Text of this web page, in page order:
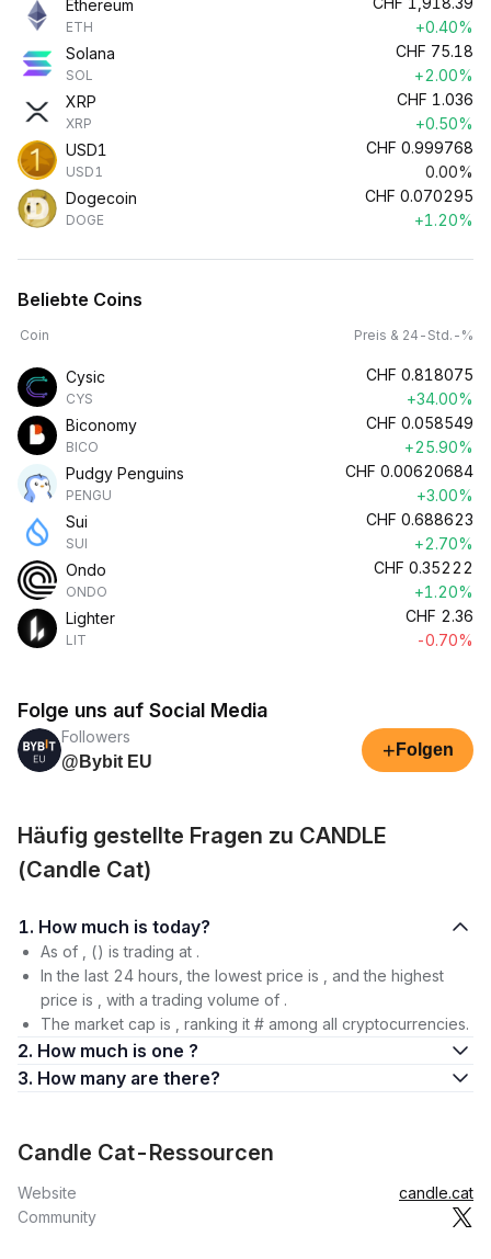
Ethereum
ETH
+0.40%
Solana
SOL
CHF 75.18
+2.00%
XRP
XRP
CHF 1.036
+0.50%
USD1
USD1
CHF 0.999768
0.00%
Dogecoin
DOGE
CHF 0.070295
+1.20%
Beliebte Coins
Coin Preis & 24-Std.-%
Cysic
CYS
CHF 0.818075
+34.00%
Biconomy
BICO
CHF 0.058549
+25.90%
Pudgy Penguins
PENGU
CHF 0.00620684
+3.00%
Sui
SUI
CHF 0.688623
+2.70%
Ondo
ONDO
CHF 0.35222
+1.20%
Lighter
LIT
CHF 2.36
-0.70%
Folge uns auf Social Media
Followers
@Bybit EU
+ Folgen
Häufig gestellte Fragen zu CANDLE
(Candle Cat)
1. How much is today?
As of , () is trading at .
In the last 24 hours, the lowest price is , and the highest
price is , with a trading volume of .
The market cap is , ranking it # among all cryptocurrencies.
2. How much is one ?
3. How many are there?
Candle Cat-Ressourcen
Website
candle.cat
Community